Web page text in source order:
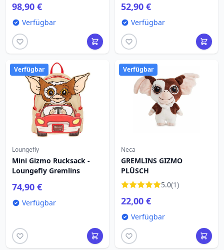
2ER-PACK
98,90 €
Verfügbar
52,90 €
Verfügbar
Verfügbar
Loungefly
Mini Gizmo Rucksack -
Loungefly Gremlins
74,90 €
Verfügbar
Verfügbar
Neca
GREMLINS GIZMO
PLÜSCH
5.0(1)
22,00 €
Verfügbar